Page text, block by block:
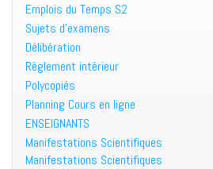
Emplois du Temps S2
Sujets d’examens
Délibération
Règlement intérieur
Polycopiés
Planning Cours en ligne
ENSEIGNANTS
Manifestations Scientifiques
Manifestations Scientifiques